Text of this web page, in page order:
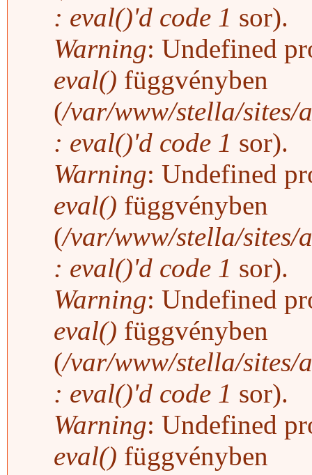
: eval()'d code 1 sor).
Warning: Undefined
eval() függvényben
(/var/www/stella/sites/
: eval()'d code 1 sor).
Warning: Undefined
eval() függvényben
(/var/www/stella/sites/
: eval()'d code 1 sor).
Warning: Undefined
eval() függvényben
(/var/www/stella/sites/
: eval()'d code 1 sor).
Warning: Undefined
eval() függvényben